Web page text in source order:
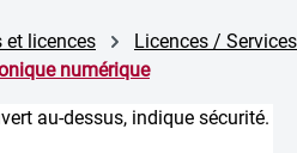
et licences
Licences / Services
numérique